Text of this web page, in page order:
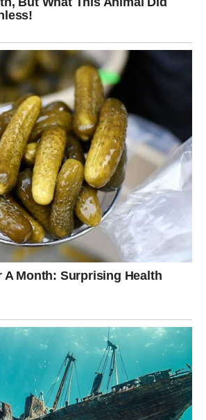
istina donosi vam mir, ali i
danas shvatate ko vas istinski voli –